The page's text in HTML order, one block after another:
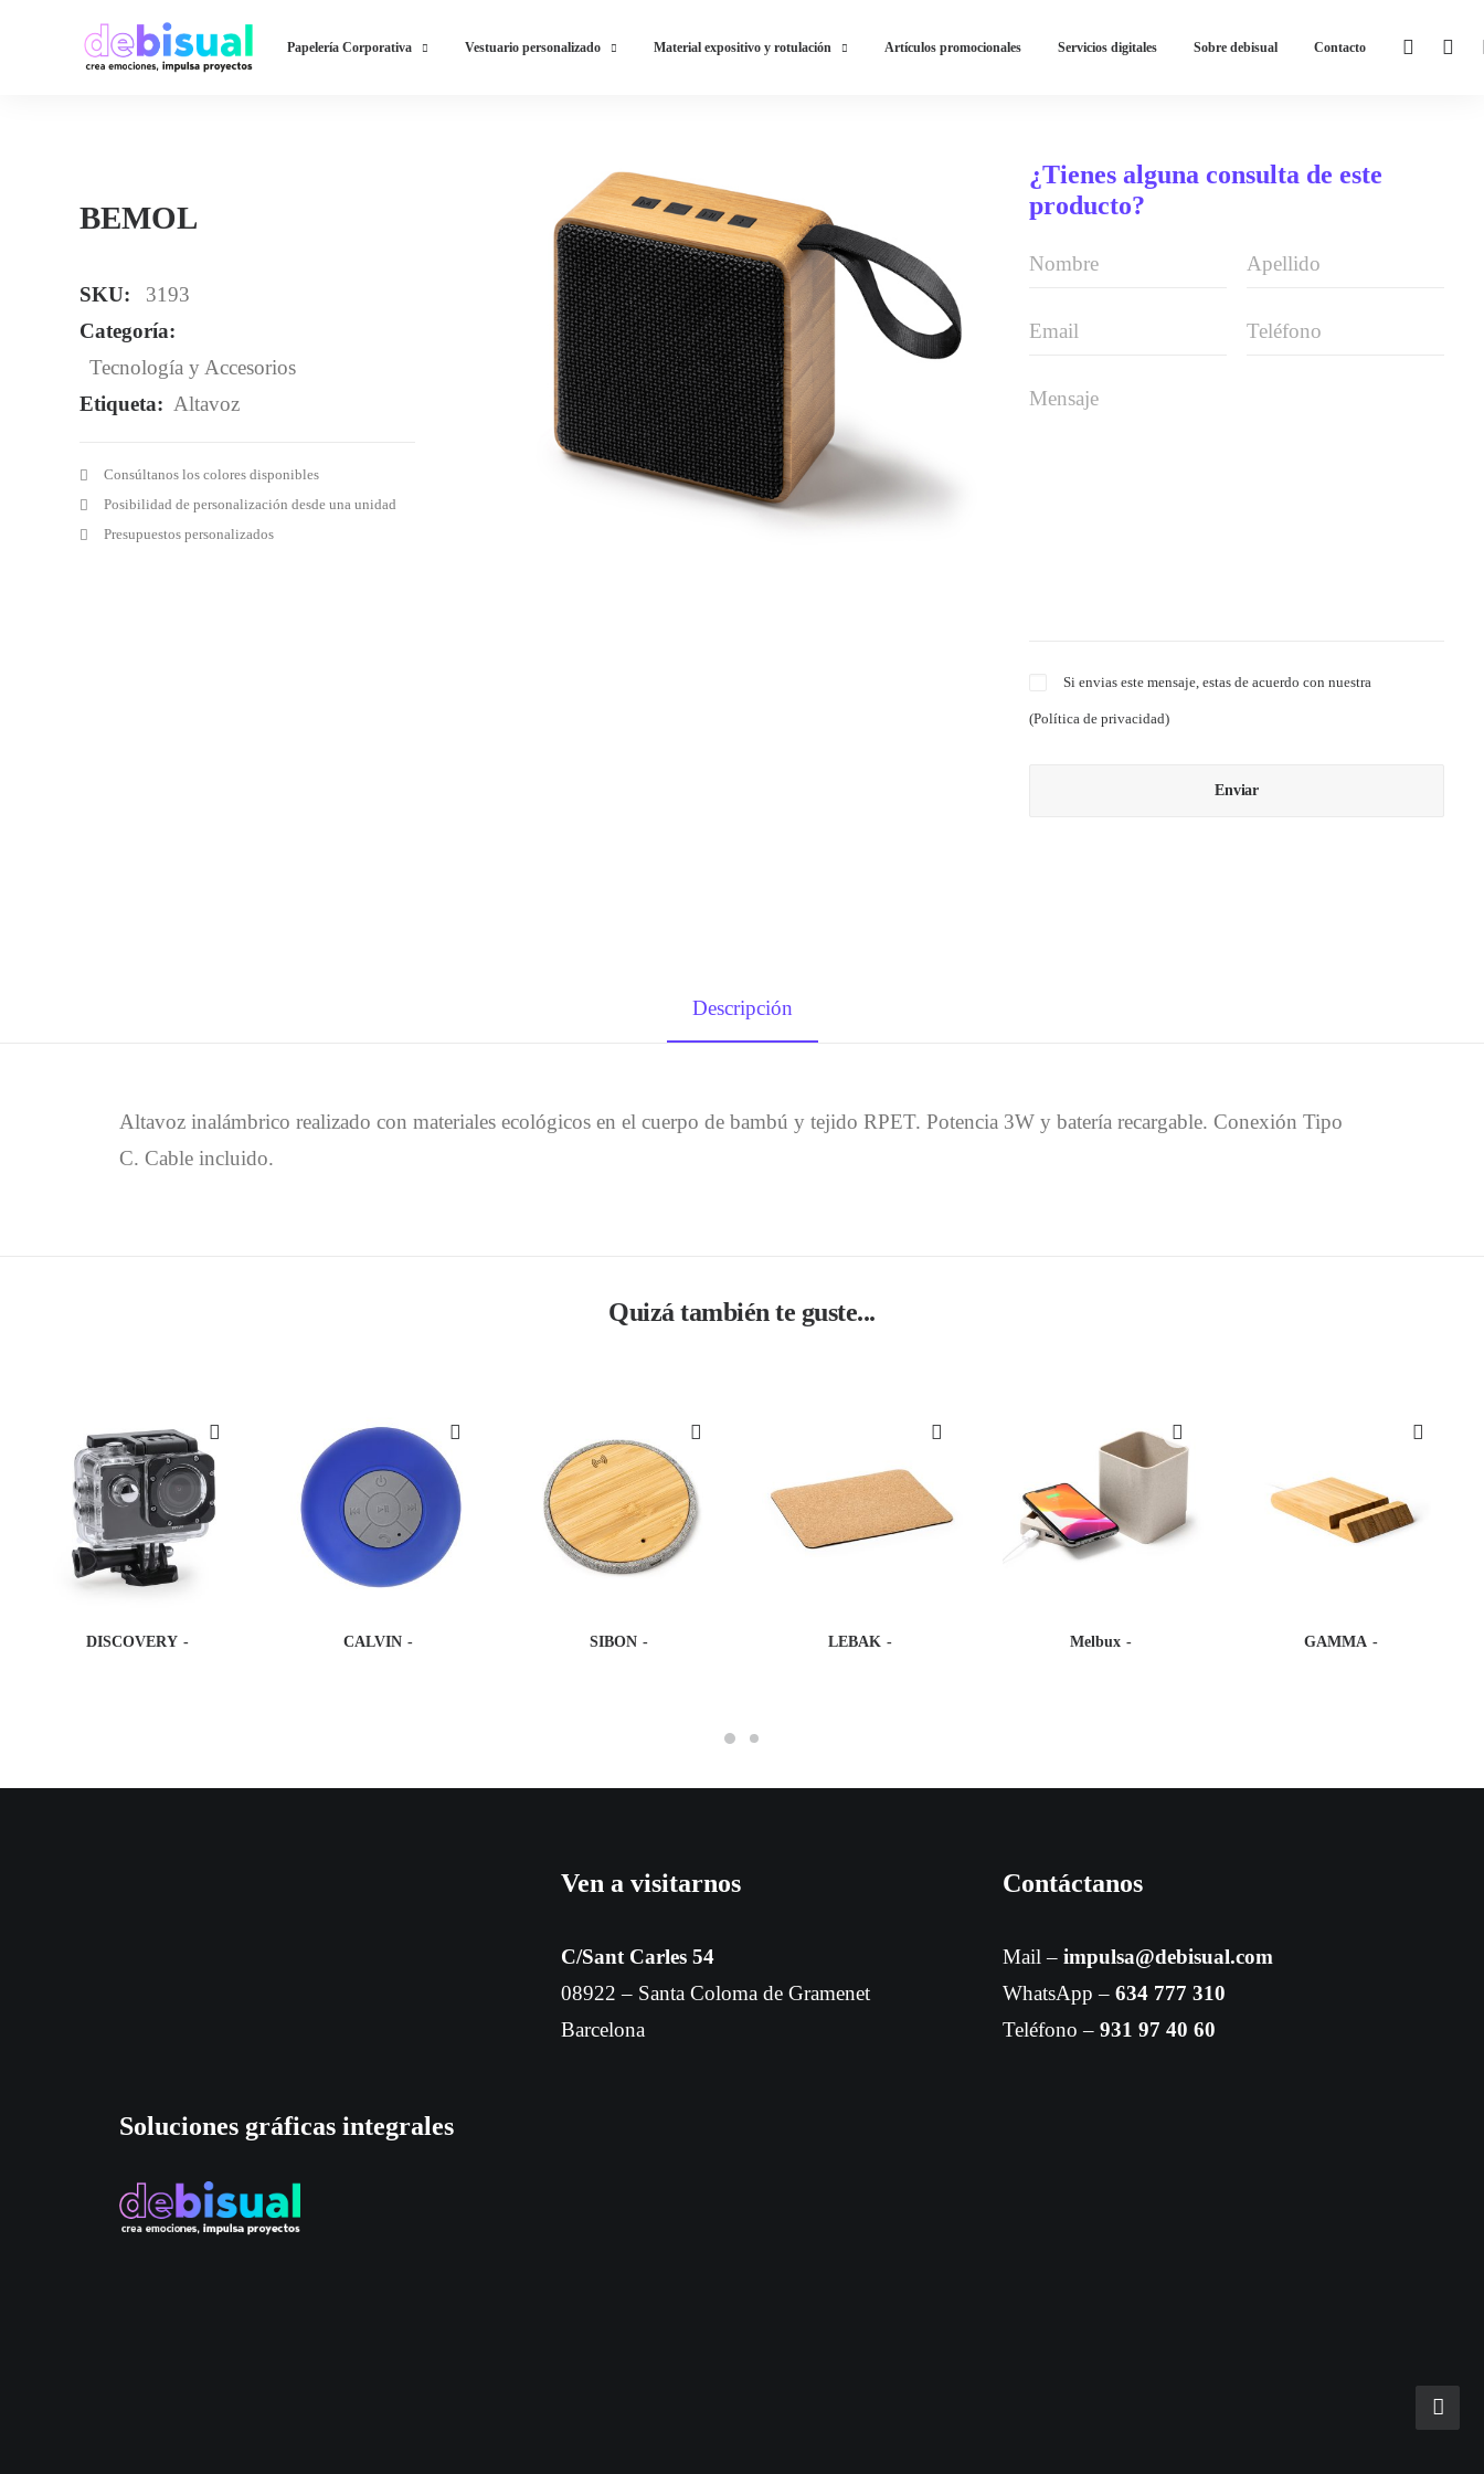
Papelería Corporativa Vestuario personalizado Material expositivo y rotulación Artículos promocionales Servicios digitales Sobre debisual Contacto
BEMOL
SKU:
3193
Categoría:
Tecnología y Accesorios
Etiqueta: Altavoz
Consúltanos los colores disponibles
Posibilidad de personalización desde una unidad
Presupuestos personalizados
¿Tienes alguna consulta de este
producto?
Si envias este mensaje, estas de acuerdo con nuestra
(Política de privacidad)
Descripción
Altavoz inalámbrico realizado con materiales ecológicos en el cuerpo de bambú y tejido RPET. Potencia 3W y batería recargable. Conexión Tipo
C. Cable incluido.
Quizá también te guste...
DISCOVERY CALVIN SIBON LEBAK Melbux GAMMA
Soluciones gráficas integrales
Ven a visitarnos
C/Sant Carles 54
08922 – Santa Coloma de Gramenet
Barcelona
Contáctanos
Mail – impulsa@debisual.com
WhatsApp – 634 777 310
Teléfono – 931 97 40 60